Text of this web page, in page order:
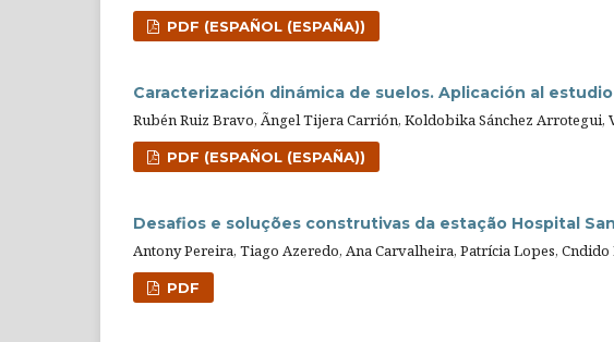
PDF (ESPAÑOL (ESPAÑA))
Caracterización dinámica de suelos. Aplicación al
Rubén Ruiz Bravo, Ãngel Tijera Carrión, Koldobika Sánchez
PDF (ESPAÑOL (ESPAÑA))
Desafios e soluções construtivas da estação Hospital
Antony Pereira, Tiago Azeredo, Ana Carvalheira, Patrícia Lopes, Cndido
PDF